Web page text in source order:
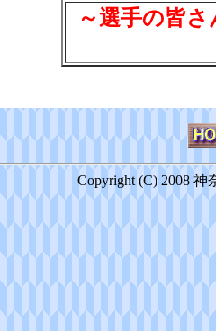
～選手の皆
Copyright (C) 2008 神